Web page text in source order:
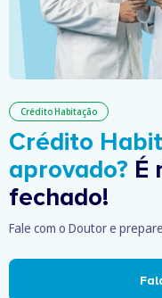
Crédito Habitação
Crédito
aprovado? É
fechado!
Fale com o Doutor e